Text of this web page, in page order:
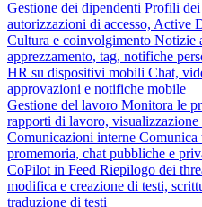
Gestione dei dipendenti Profili dei
autorizzazioni di accesso, Active
Cultura e coinvolgimento Notizie
apprezzamento, tag, notifiche
HR su dispositivi mobili Chat,
approvazioni e notifiche mobile
Gestione del lavoro Monitora le
rapporti di lavoro, visualizzazione
Comunicazioni interne Comunica
promemoria, chat pubbliche e
CoPilot in Feed Riepilogo dei
modifica e creazione di testi,
traduzione di testi